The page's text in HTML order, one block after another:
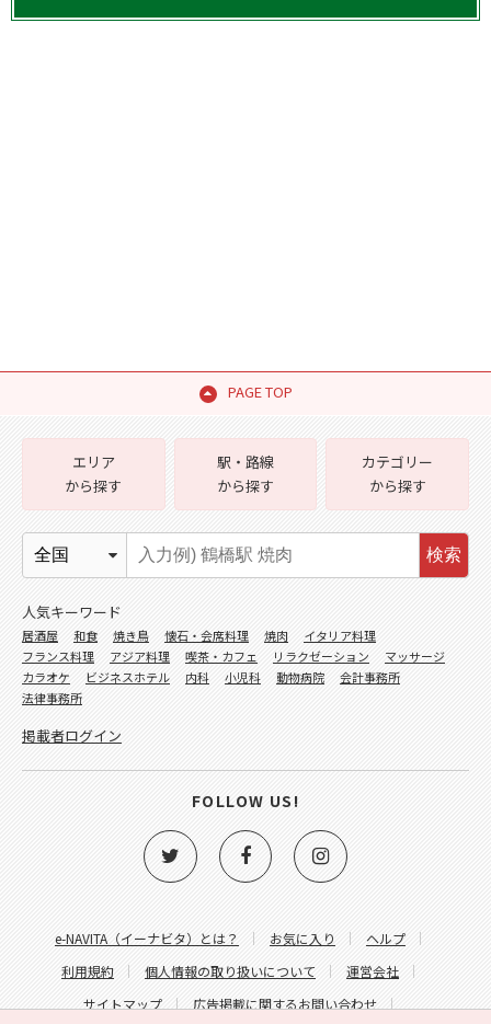
PAGE TOP
e-NAVITA（イーナビタ）とは？ お気に入り
ヘルプ
利用規約
個人情報の取り扱いについて
運営会社
サイトマップ
広告掲載に関するお問い合わせ
エリア
から探す
駅・路線
から探す
カテゴリー
から探す
検索
人気キーワード
居酒屋 和食 焼き鳥 懐石・会席料理 焼肉
イタリア料理
フランス料理
アジア料理 喫茶・カフェ リラクゼーション
マッサージ
カラオケ
ビジネスホテル 内科 小児科 動物病院
会計事務所
法律事務所
掲載者ログイン
FOLLOW US!